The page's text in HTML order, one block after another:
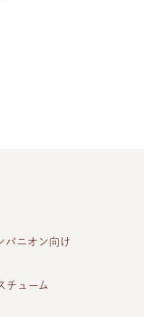
パニオン向け
チューム